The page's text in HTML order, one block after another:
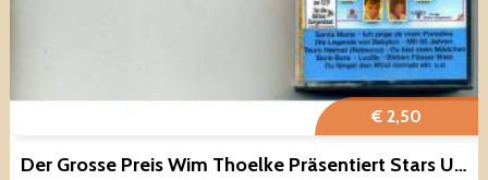
€ 2,50
Der Grosse Preis Wim Thoelke Präsentiert Stars Und Ihre Gold